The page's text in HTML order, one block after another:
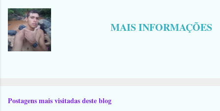
MAIS INFORMAÇÕES
Postagens mais visitadas deste blog